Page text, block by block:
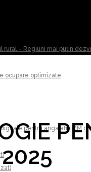
rural – Regiuni mai puțin
ocupare optimizate
pentru angajații IMM